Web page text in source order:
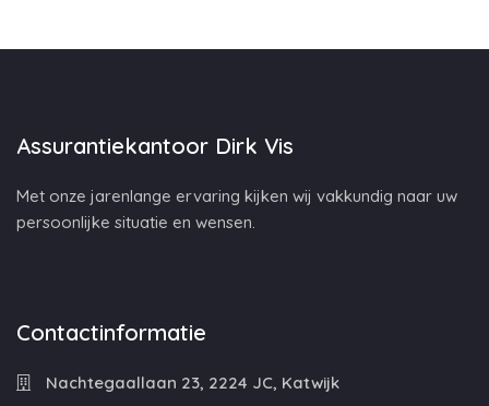
Assurantiekantoor Dirk Vis
Met onze jarenlange ervaring kijken wij vakkundig naar uw
persoonlijke situatie en wensen.
Contactinformatie
Nachtegaallaan 23, 2224 JC, Katwijk